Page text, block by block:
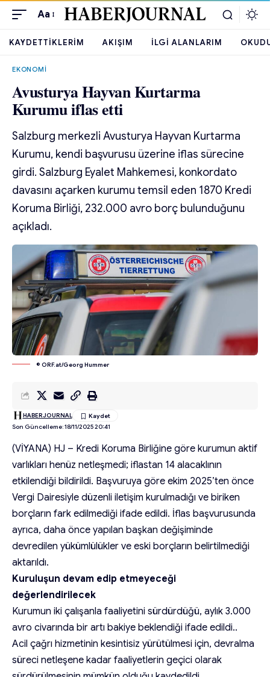
Aa
KAYDETTIKLERIM AKIŞIM İLGI ALANLARIM
EKONOMI
Avusturya Hayvan Kurtarma
Kurumu iflas etti
Salzburg merkezli Avusturya Hayvan Kurtarma
Kurumu, kendi başvurusu üzerine iflas sürecine
girdi. Salzburg Eyalet Mahkemesi, konkordato
davasını açarken kurumu temsil eden 1870 Kredi
Koruma Birliği, 232.000 avro borç bulunduğunu
açıkladı.
© ORF.at/Georg Hummer
Son Güncelleme: 18/11/2025 20:41
HABERJOURNAL
(VİYANA) HJ – Kredi Koruma Birliğine göre kurumun aktif
varlıkları henüz netleşmedi; iflastan 14 alacaklının
etkilendiği bildirildi. Başvuruya göre ekim 2025’ten önce
Vergi Dairesiyle düzenli iletişim kurulmadığı ve biriken
borçların fark edilmediği ifade edildi. İflas başvurusunda
ayrıca, daha önce yapılan başkan değişiminde
devredilen yükümlülükler ve eski borçların belirtilmediği
aktarıldı.
Kuruluşun devam edip etmeyeceği
değerlendirilecek
Kurumun iki çalışanla faaliyetini sürdürdüğü, aylık 3.000
avro civarında bir artı bakiye beklendiği ifade edildi..
Acil çağrı hizmetinin kesintisiz yürütülmesi için, devralma
süreci netleşene kadar faaliyetlerin geçici olarak